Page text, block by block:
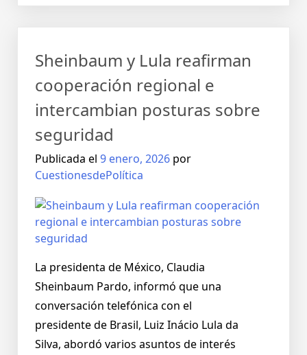
Sheinbaum y Lula reafirman
cooperación regional e
intercambian posturas sobre
seguridad
Publicada el 9 enero, 2026 por
CuestionesdePolítica
La presidenta de México, Claudia
Sheinbaum Pardo, informó que una
conversación telefónica con el
presidente de Brasil, Luiz Inácio Lula da
Silva, abordó varios asuntos de interés